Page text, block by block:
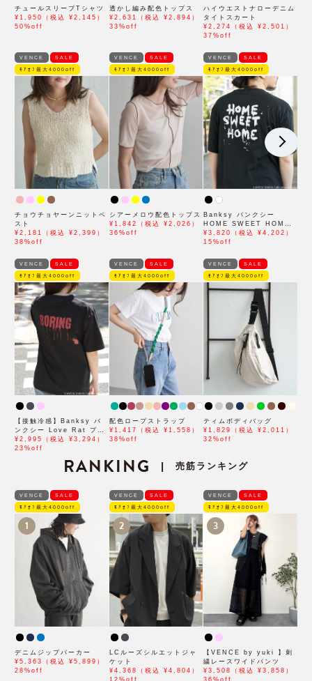
チュールスリーブTシャツ
¥1,950（税込 ¥2,145）
50%off
透かし編み配色トップス
¥2,631（税込 ¥2,894）
33%off
ハイウエストナローデニム
タイトスカート
¥2,274（税込 ¥2,501）
37%off
VENCE SALE
ﾓｱｵﾌ最大4000off
チョウチョヤーンニットベ
スト
¥2,181（税込 ¥2,399）
38%off
VENCE SALE
ﾓｱｵﾌ最大4000off
シアーメロウ配色トップス
¥1,842（税込 ¥2,026）
36%off
VENCE SALE
ﾓｱｵﾌ最大4000off
Banksy バンクシー
HOME SWEET HOME
Tシャツ
¥3,820（税込 ¥4,202）
15%off
VENCE SALE
ﾓｱｵﾌ最大4000off
【接触冷感】Banksy バ
ンクシー Love Rat プリ
ントT
¥2,995（税込 ¥3,294）
23%off
VENCE SALE
ﾓｱｵﾌ最大4000off
配色ロープストラップ
¥1,417（税込 ¥1,558）
38%off
VENCE SALE
ﾓｱｵﾌ最大4000off
ティムボディバッグ
¥1,829（税込 ¥2,011）
32%off
RANKING | 売筋ランキング
VENCE SALE
ﾓｱｵﾌ最大4000off
1
デニムジップパーカー
¥5,363（税込 ¥5,899）
28%off
VENCE SALE
ﾓｱｵﾌ最大4000off
2
LCルーズシルエットジャ
ケット
¥4,368（税込 ¥4,804）
12%off
VENCE SALE
ﾓｱｵﾌ最大4000off
3
【VENCE by yuki 】刺
繍レースワイドパンツ
¥3,508（税込 ¥3,858）
36%off